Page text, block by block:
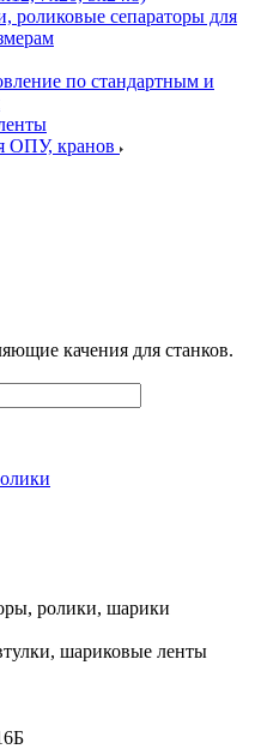
роликовые сепараторы для
по стандартным и
ОПУ, кранов
качения для станков.
ролики, шарики
шариковые ленты